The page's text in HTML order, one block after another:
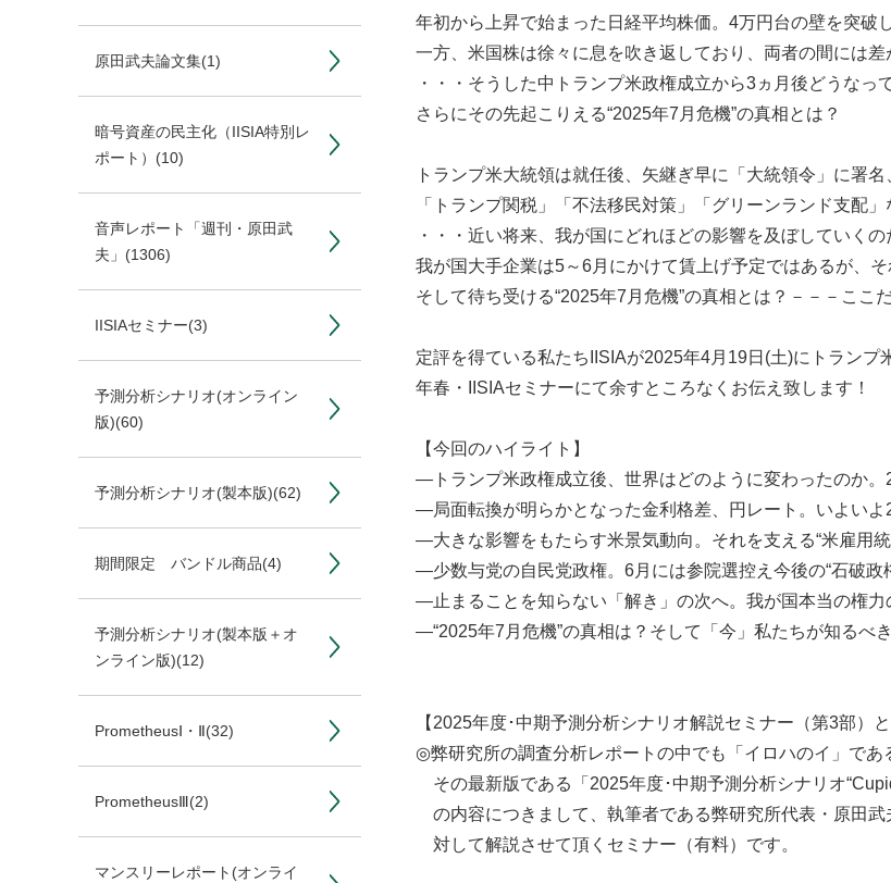
原田武夫論文集(1)
暗号資産の民主化（IISIA特別レ
ポート） (10)
音声レポート「週刊・原田武
夫」 (1306)
IISIAセミナー(3)
予測分析シナリオ(オンライン
版)(60)
予測分析シナリオ(製本版)(62)
期間限定 バンドル商品(4)
予測分析シナリオ(製本版＋オ
ンライン版)(12)
PrometheusⅠ・Ⅱ(32)
PrometheusⅢ(2)
マンスリーレポート(オンライ
年初から上昇で始まった日経平均株価。4万円台の壁を突破
一方、米国株は徐々に息を吹き返しており、両者の間には差
・・・そうした中トランプ米政権成立から3ヵ月後どうなっ
さらにその先起こりえる“2025年7月危機”の真相とは？
トランプ米大統領は就任後、矢継ぎ早に「大統領令」に署
「トランプ関税」「不法移民対策」「グリーンランド支配」
・・・近い将来、我が国にどれほどの影響を及ぼしていくの
我が国大手企業は5～6月にかけて賃上げ予定ではあるが、
そして待ち受ける“2025年7月危機”の真相とは？－－－ここ
定評を得ている私たちIISIAが2025年4月19日(土)にトラン
年春・IISIAセミナーにて余すところなくお伝え致します！
【今回のハイライト】
―トランプ米政権成立後、世界はどのように変わったのか。
―局面転換が明らかとなった金利格差、円レート。いよいよ
―大きな影響をもたらす米景気動向。それを支える“米雇用
―少数与党の自民党政権。6月には参院選控え今後の“石破政
―止まることを知らない「解き」の次へ。我が国本当の権力
―“2025年7月危機”の真相は？そして「今」私たちが知るべ
【2025年度･中期予測分析シナリオ解説セミナー（第3部）と
◎弊研究所の調査分析レポートの中でも「イロハのイ」であ
その最新版である「2025年度･中期予測分析シナリオ
の内容につきまして、執筆者である弊研究所代表・原田武
対して解説させて頂くセミナー（有料）です。